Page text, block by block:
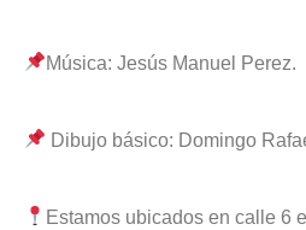
Música: Jesús Manuel Perez.
Dibujo básico: Domingo
Estamos ubicados en calle 6